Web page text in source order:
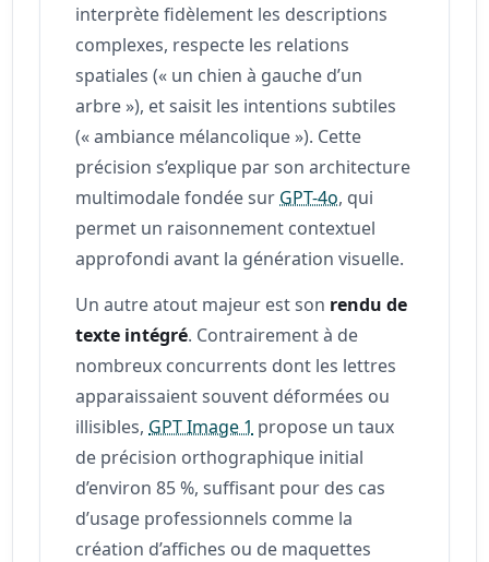
interprète fidèlement les descriptions
complexes, respecte les relations
spatiales (« un chien à gauche d’un
arbre »), et saisit les intentions subtiles
(« ambiance mélancolique »). Cette
précision s’explique par son architecture
multimodale fondée sur GPT-4o, qui
permet un raisonnement contextuel
approfondi avant la génération visuelle.
Un autre atout majeur est son rendu de
texte intégré. Contrairement à de
nombreux concurrents dont les lettres
apparaissaient souvent déformées ou
illisibles, GPT Image 1 propose un taux
de précision orthographique initial
d’environ 85 %, suffisant pour des cas
d’usage professionnels comme la
création d’affiches ou de maquettes